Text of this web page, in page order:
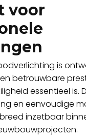
voor
is
betrouwbare
essentieel is.
en eenvoudige
inzetbaar